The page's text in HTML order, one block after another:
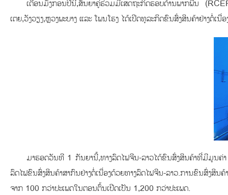
ເດືອນມັງກອນປີນີ້,ສັນຍາຄູ່ຮ່ວມມືເສດຖະກິດຮອບດ້ານພາກພື້ນ
ເຕຍ,ວັງວຽງ,ຫຼວງພະບາງ ແລະ ໂພນໂຮງ ໄດ້ເປີດທຸລະກິດຂົນສົ່ງສິນຄ້າຢ່າງຕໍ່
ມາຮອດວັນທີ 1 ກັນຍານີ້,ທາງລົດໄຟຈີນ-ລາວໄດ້ຂົນສົ່ງສິນຄ້າທີ່ມີມູນຄ່
ລົດໄຟຂົນສົ່ງສິນຄ້າສາກົນຢ່າງຕໍ່ເນື່ອງດ້ວຍທາງລົດໄຟຈີນ-ລາວ.ການຂົນສົ່ງສິ
ຈາກ 100 ກວ່າປະເພດໃນຕອນຕົ້ນເປີດເປັນ 1,200 ກວ່າປະເພດ.